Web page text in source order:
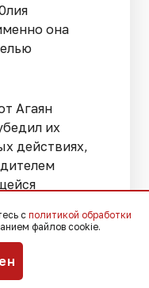
она
Агаян
их
действиях,
помощь с
в
с политикой обработки
файлов cookie.